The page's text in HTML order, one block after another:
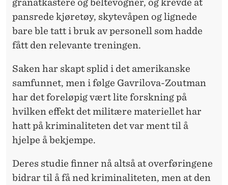
granatkastere og beltevogner, og krevde at
pansrede kjøretøy, skytevåpen og lignede
bare ble tatt i bruk av personell som hadde
fått den relevante treningen.
Saken har skapt splid i det amerikanske
samfunnet, men i følge Gavrilova-Zoutman
har det foreløpig vært lite forskning på
hvilken effekt det militære materiellet har
hatt på kriminaliteten det var ment til å
hjelpe å bekjempe.
Deres studie finner nå altså at overføringene
bidrar til å få ned kriminaliteten, men at den